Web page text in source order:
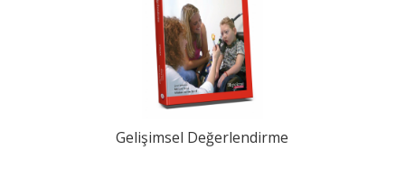
Gelişimsel Değerlendirme